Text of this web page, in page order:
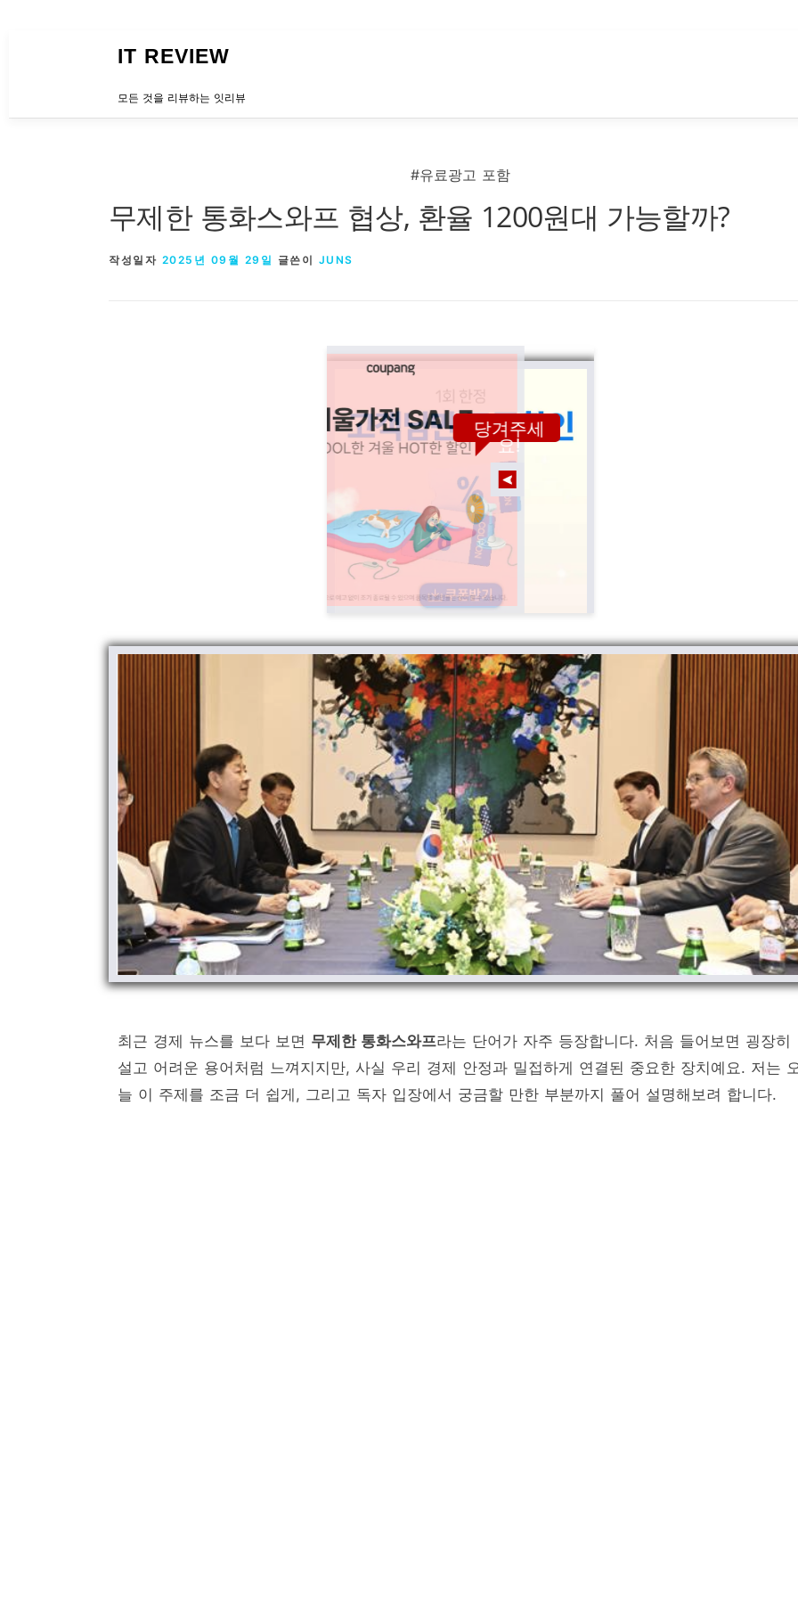
IT REVIEW
모든 것을 리뷰하는 잇리뷰
#유료광고 포함
무제한 통화스와프 협상, 환율 1200원대 가능할까?
작성일자 2025년 09월 29일 글쓴이 JUNS
당겨주세
요!
최근 경제 뉴스를 보다 보면 무제한 통화스와프라는 단어가 자주 등장합니다. 처음 들어보면 굉장히
설고 어려운 용어처럼 느껴지지만, 사실 우리 경제 안정과 밀접하게 연결된 중요한 장치예요. 저는
늘 이 주제를 조금 더 쉽게, 그리고 독자 입장에서 궁금할 만한 부분까지 풀어 설명해보려 합니다.